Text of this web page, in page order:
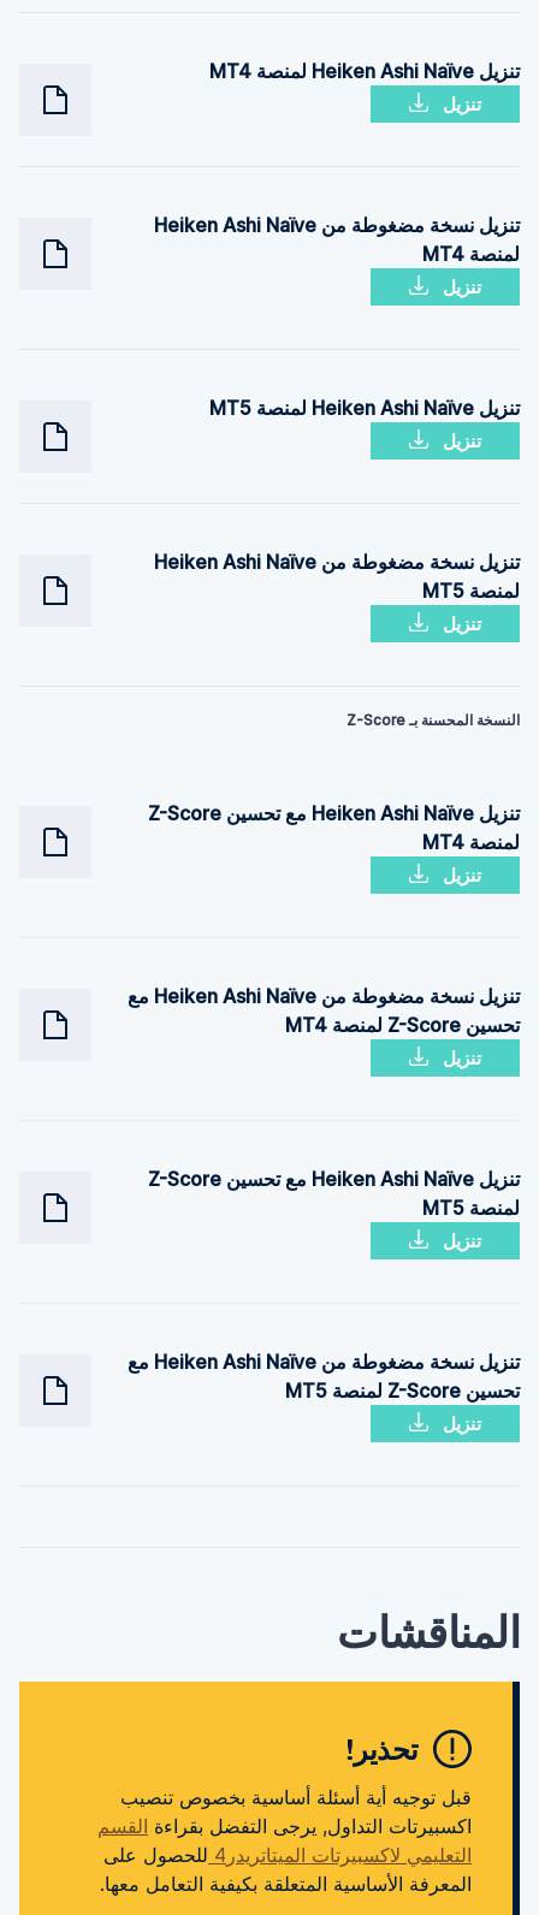
تنزيل Heiken Ashi Naïve لمنصة MT4
تنزيل
تنزيل نسخة مضغوطة من Heiken Ashi Naïve
لمنصة MT4
تنزيل
تنزيل Heiken Ashi Naïve لمنصة MT5
تنزيل
تنزيل نسخة مضغوطة من Heiken Ashi Naïve
لمنصة MT5
تنزيل
النسخة المحسنة بـ Z-Score
تنزيل Heiken Ashi Naïve مع تحسين Z-Score
لمنصة MT4
تنزيل
تنزيل نسخة مضغوطة من Heiken Ashi Naïve مع
تحسين Z-Score لمنصة MT4
تنزيل
تنزيل Heiken Ashi Naïve مع تحسين Z-Score
لمنصة MT5
تنزيل
تنزيل نسخة مضغوطة من Heiken Ashi Naïve مع
تحسين Z-Score لمنصة MT5
تنزيل
المناقشات
تحذير!
قبل توجيه أية أسئلة أساسية بخصوص تنصيب
اكسبيرتات التداول, يرجى التفضل بقراءة القسم
التعليمي لاكسبيرتات الميتاتريدر4
للحصول على
المعرفة الأساسية المتعلقة بكيفية التعامل معها.